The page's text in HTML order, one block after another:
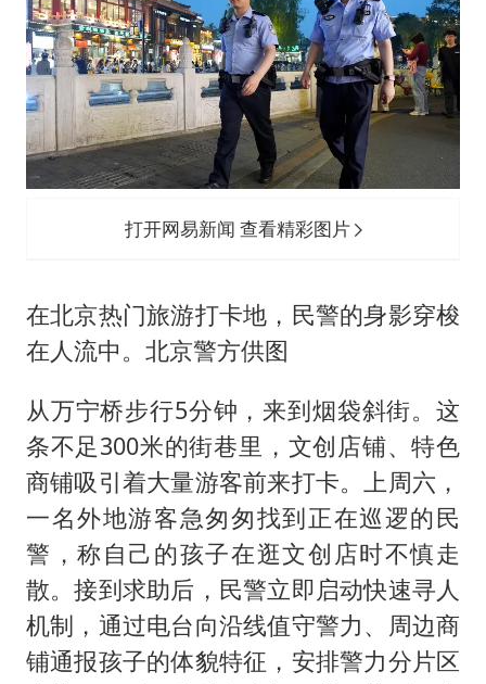
打开网易新闻 查看精彩图片
在北京热门旅游打卡地，民警的身影穿梭
在人流中。北京警方供图
从万宁桥步行5分钟，来到烟袋斜街。这
条不足300米的街巷里，文创店铺、特色
商铺吸引着大量游客前来打卡。上周六，
一名外地游客急匆匆找到正在巡逻的民
警，称自己的孩子在逛文创店时不慎走
散。接到求助后，民警立即启动快速寻人
机制，通过电台向沿线值守警力、周边商
铺通报孩子的体貌特征，安排警力分片区